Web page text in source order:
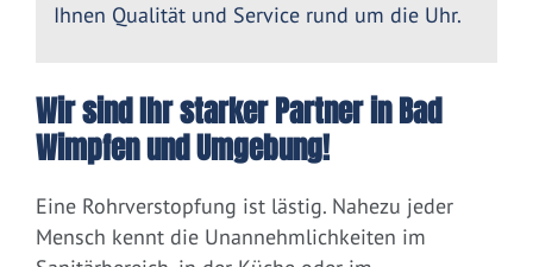
Ihnen Qualität und Service rund um die Uhr.
Wir sind Ihr starker Partner in Bad
Wimpfen und Umgebung!
Eine Rohrverstopfung ist lästig. Nahezu jeder
Mensch kennt die Unannehmlichkeiten im